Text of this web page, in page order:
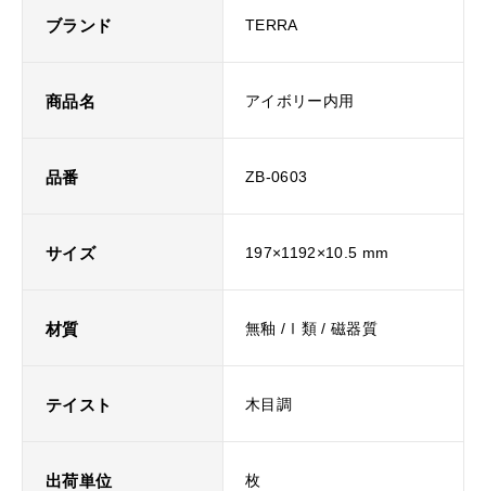
ブランド TERRA
商品名 アイボリー内用
品番 ZB-0603
サイズ 197×1192×10.5 mm
材質 無釉 /Ⅰ類 / 磁器質
テイスト 木目調
出荷単位 枚